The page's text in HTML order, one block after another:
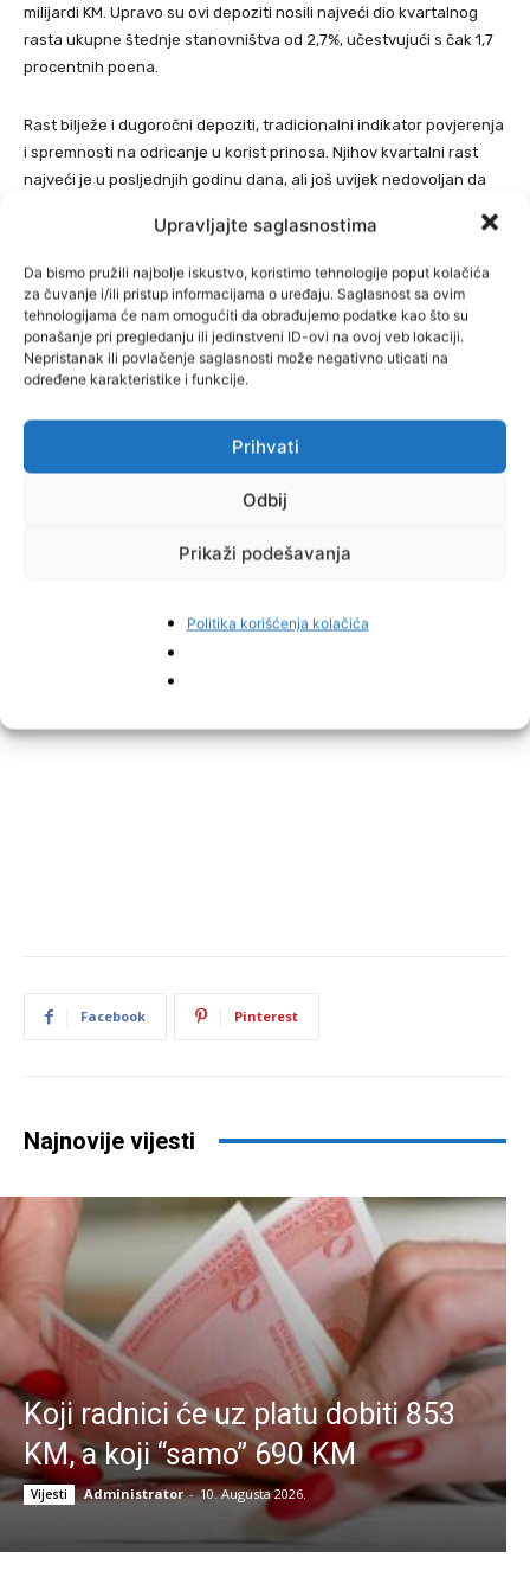
Upravljajte saglasnostima
Da bismo pružili najbolje iskustvo, koristimo tehnologije poput kolačića
za čuvanje i/ili pristup informacijama o uređaju. Saglasnost sa ovim
tehnologijama će nam omogućiti da obrađujemo podatke kao što su
ponašanje pri pregledanju ili jedinstveni ID-ovi na ovoj veb lokaciji.
Nepristanak ili povlačenje saglasnosti može negativno uticati na
određene karakteristike i funkcije.
Prihvati
Odbij
Prikaži podešavanja
Politika korišćenja kolačića
milijardi KM. Upravo su ovi depoziti nosili najveći dio kvartalnog
rasta ukupne štednje stanovništva od 2,7%, učestvujući s čak 1,7
procentnih poena.
Rast bilježe i dugoročni depoziti, tradicionalni indikator povjerenja
i spremnosti na odricanje u korist prinosa. Njihov kvartalni rast
najveći je u posljednjih godinu dana, ali još uvijek nedovoljan da
Drugim riječima, građani štede više — ali i dalje preferiraju
likvidnost. Gotovina na dohvat ruke ostaje važnija od vezane
štednje, piše Forbes .
Facebook Pinterest
Najnovije vijesti
Koji radnici će uz platu dobiti 853
KM, a koji “samo” 690 KM
Vijesti Administrator - 10. Augusta 2026.